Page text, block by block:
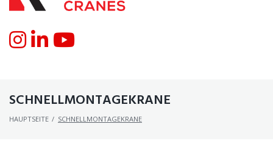
SCHNELLMONTAGEKRANE
HAUPTSEITE / SCHNELLMONTAGEKRANE